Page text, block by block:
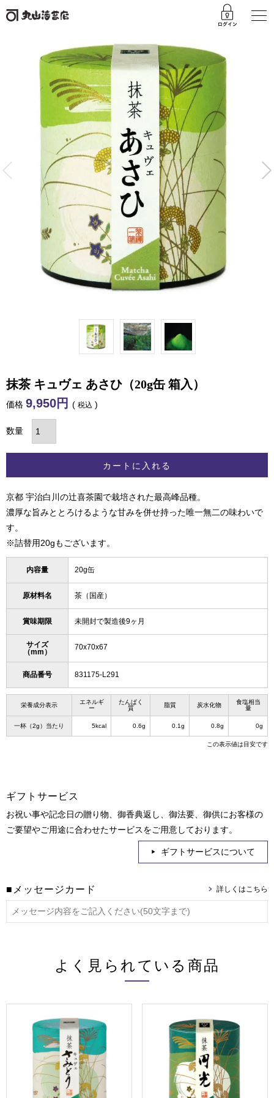
抹茶 キュヴェ あさひ（20g缶 箱入）
価格 9,950 税込
カートに入れる
京都 宇治白川の辻喜茶園で栽培された最高峰品種。
濃厚な旨みととろけるような甘みを併せ持った唯一無二の味わいで
す。
※詰替用20gもございます。
内容量 20g缶
原材料名 茶（国産）
賞味期限 未開封で製造後9ヶ月
サイズ
（mm）
70x70x67
商品番号 831175-L291
栄養成分表示
エネルギ
ー
たんぱく
質
脂質 炭水化物
食塩相当
量
一杯（2g）当たり 5kcal 0.6g 0.1g 0.8g 0g
この表示値は目安です
ギフトサービス
お祝い事や記念日の贈り物、御香典返し、御法要、御供にお客様の
ご要望やご用途に合わせたサービスをご用意しております。
ギフトサービスについて
■メッセージカード
よく見られている商品